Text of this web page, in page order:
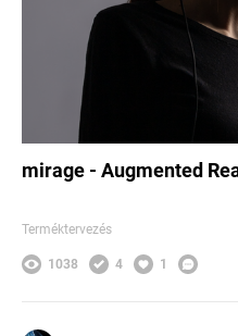
mirage - Augmented
Terméktervezés
1038 4 1